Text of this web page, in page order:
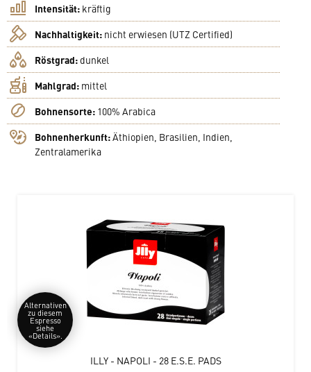
Intensität: kräftig
Nachhaltigkeit: nicht erwiesen (UTZ Certified)
Röstgrad: dunkel
Mahlgrad: mittel
Bohnensorte: 100% Arabica
Bohnenherkunft:Äthiopien, Brasilien, Indien,
Zentralamerika
Alternativen
zu diesem
Espresso
siehe
«Details».
ILLY - NAPOLI - 28 E.S.E. PADS